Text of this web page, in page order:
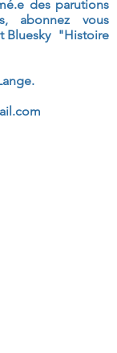
des parutions
abonnez vous
Bluesky "Histoire